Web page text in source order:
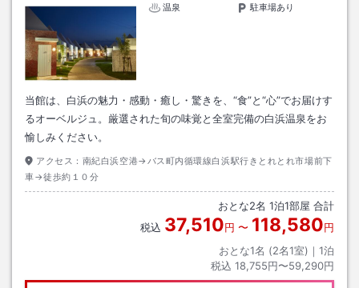
温泉
駐車場あり
当館は、白浜の魅力・感動・癒し・驚きを、“食”と“心”でお届けす
るオーベルジュ。厳選された旬の味覚と全室完備の白浜温泉をお
愉しみください。
アクセス： 南紀白浜空港→バス町内循環線白浜駅行きとれとれ市場前下
車→徒歩約１０分
おとな2名 1泊1部屋 合計
税込 37,510円 〜 118,580円
おとな1名 (2名1室)｜ 1泊
税込 18,755円〜59,290円